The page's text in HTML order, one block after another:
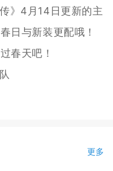
4月14日更新的主
日与新装更配哦！
春天吧！
更多